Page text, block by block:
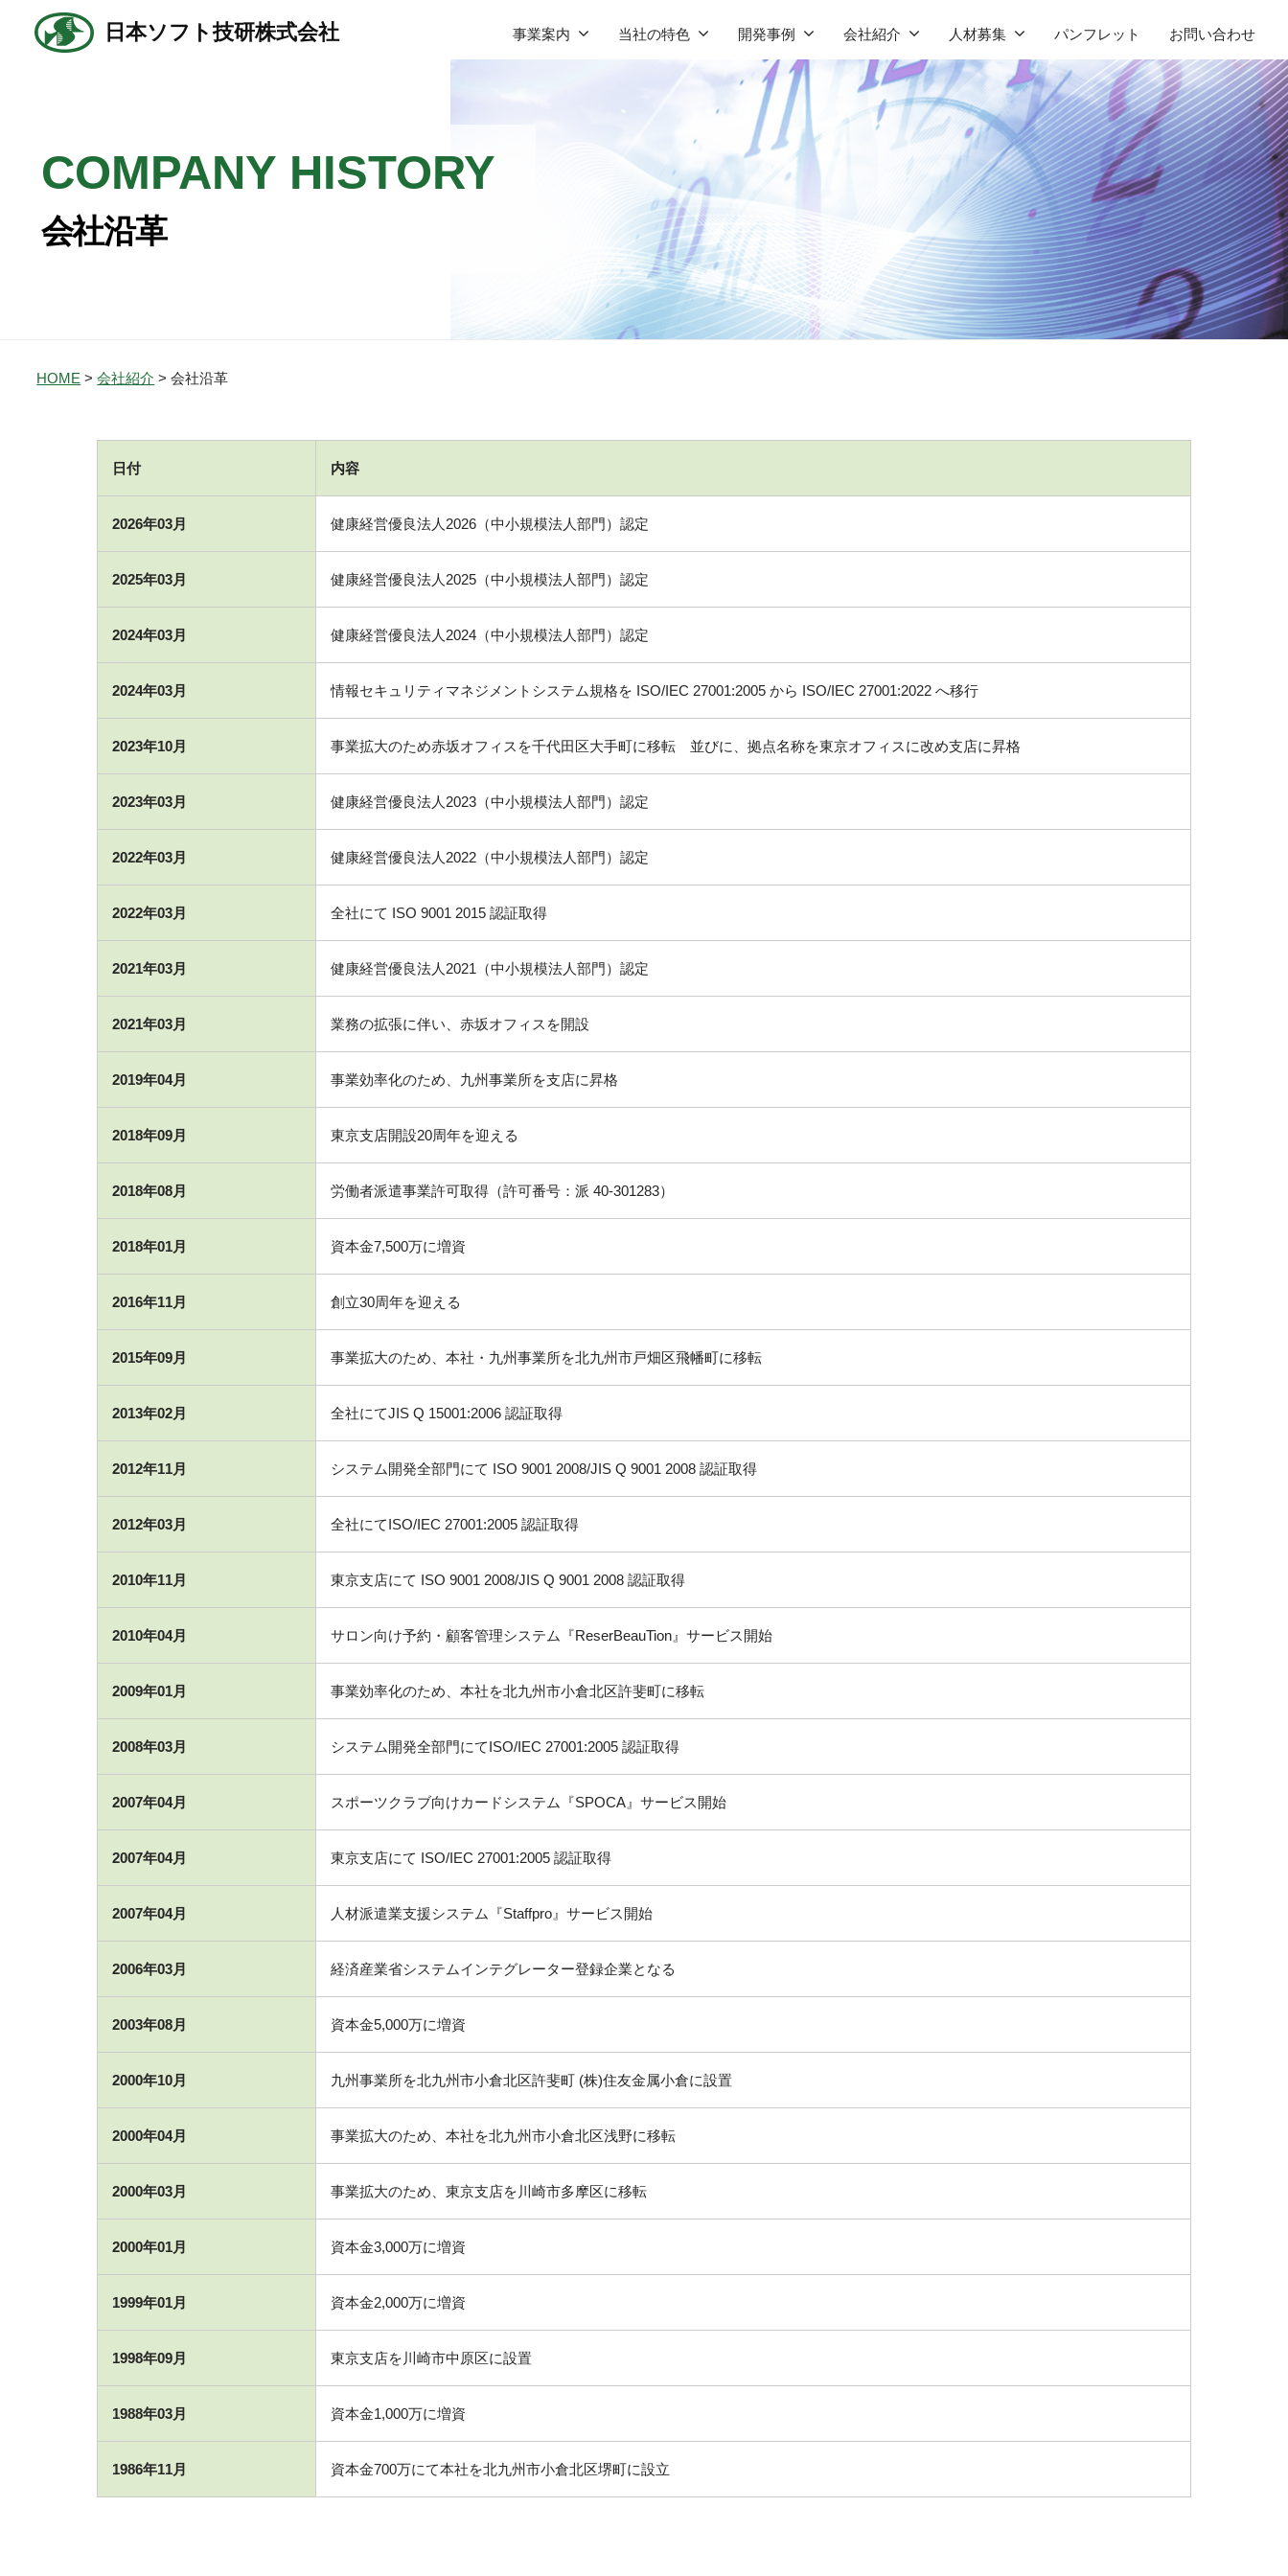
日本ソフト技研株式会社 事業案内 当社の特色 開発事例 会社紹介 人材募集 パンフレット お問い合わせ
COMPANY HISTORY
会社沿革
HOME 会社紹介 会社沿革
会
社
沿
革
日
nsladmin
日付 内容
2026年03月 健康経営優良法人2026（中小規模法人部門）認定
2025年03月 健康経営優良法人2025（中小規模法人部門）認定
2024年03月 健康経営優良法人2024（中小規模法人部門）認定
2024年03月 情報セキュリティマネジメントシステム規格を ISO/IEC 27001:2005 から ISO/IEC 27001:2022 へ移行
2023年10月 事業拡大のため赤坂オフィスを千代田区大手町に移転 並びに、拠点名称を東京オフィスに改め支店に昇格
2023年03月 健康経営優良法人2023（中小規模法人部門）認定
2022年03月 健康経営優良法人2022（中小規模法人部門）認定
2022年03月 全社にて ISO 9001 2015 認証取得
2021年03月 健康経営優良法人2021（中小規模法人部門）認定
2021年03月 業務の拡張に伴い、赤坂オフィスを開設
2019年04月 事業効率化のため、九州事業所を支店に昇格
2018年09月 東京支店開設20周年を迎える
2018年08月 労働者派遣事業許可取得（許可番号：派 40-301283）
2018年01月 資本金7,500万に増資
2016年11月 創立30周年を迎える
2015年09月 事業拡大のため、本社・九州事業所を北九州市戸畑区飛幡町に移転
2013年02月 全社にてJIS Q 15001:2006 認証取得
2012年11月 システム開発全部門にて ISO 9001 2008/JIS Q 9001 2008 認証取得
2012年03月 全社にてISO/IEC 27001:2005 認証取得
2010年11月 東京支店にて ISO 9001 2008/JIS Q 9001 2008 認証取得
2010年04月 サロン向け予約・顧客管理システム『ReserBeauTion』サービス開始
2009年01月 事業効率化のため、本社を北九州市小倉北区許斐町に移転
2008年03月 システム開発全部門にてISO/IEC 27001:2005 認証取得
2007年04月 スポーツクラブ向けカードシステム『SPOCA』サービス開始
2007年04月 東京支店にて ISO/IEC 27001:2005 認証取得
2007年04月 人材派遣業支援システム『Staffpro』サービス開始
2006年03月 経済産業省システムインテグレーター登録企業となる
2003年08月 資本金5,000万に増資
2000年10月 九州事業所を北九州市小倉北区許斐町 (株)住友金属小倉に設置
2000年04月 事業拡大のため、本社を北九州市小倉北区浅野に移転
2000年03月 事業拡大のため、東京支店を川崎市多摩区に移転
2000年01月 資本金3,000万に増資
1999年01月 資本金2,000万に増資
1998年09月 東京支店を川崎市中原区に設置
1988年03月 資本金1,000万に増資
1986年11月 資本金700万にて本社を北九州市小倉北区堺町に設立